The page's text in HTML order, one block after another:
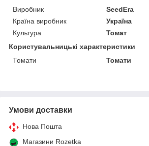
Виробник
SeedEra
Країна виробник
Україна
Культура
Томат
Користувальницькі характеристики
Томати
Томати
Умови доставки
Нова Пошта
Магазини Rozetka